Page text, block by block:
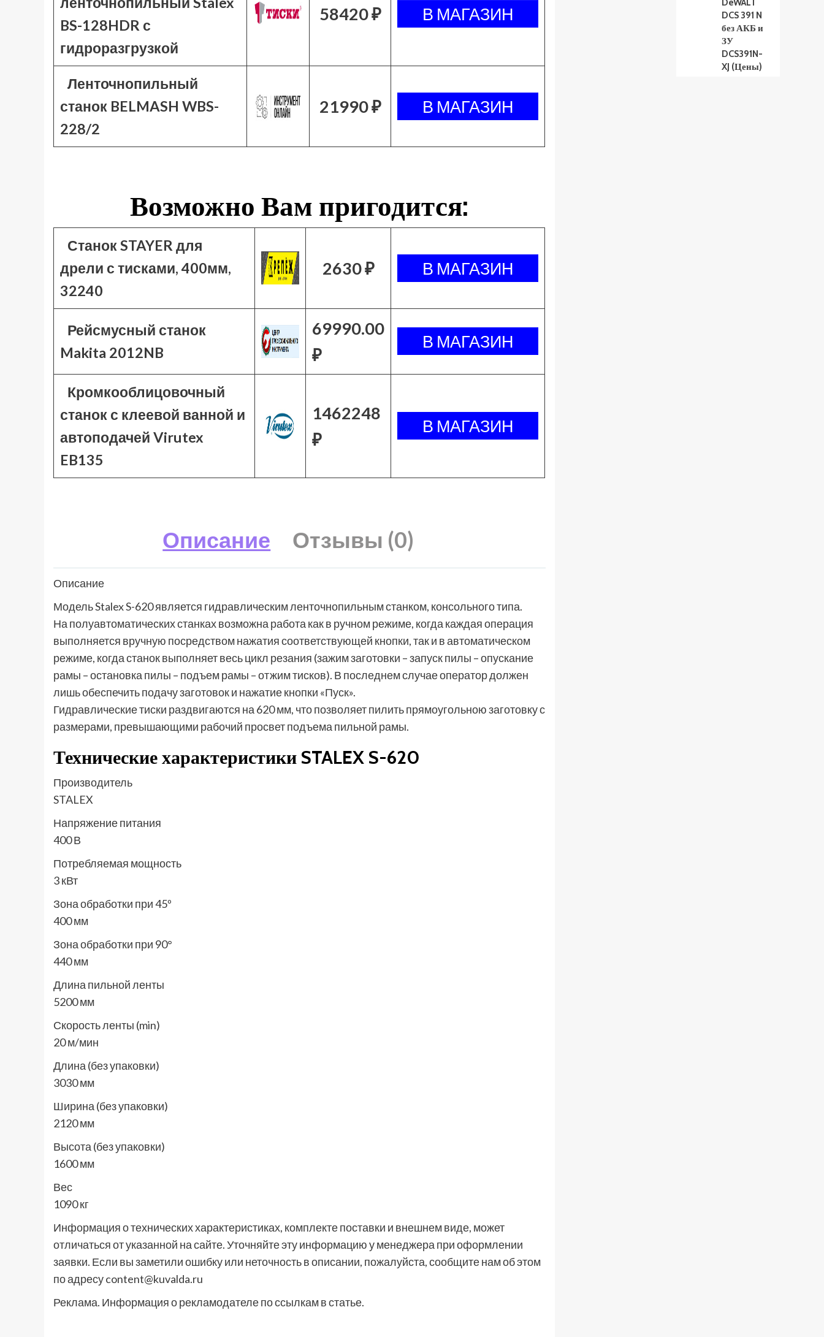
BS-128HDR с
гидроразгрузкой
58420 ₽
Ленточнопильный
станок BELMASH WBS-
228/2
21990 ₽
Возможно Вам пригодится:
Станок STAYER для
дрели с тисками, 400мм,
32240
2630 ₽
Рейсмусный станок
Makita 2012NB
69990.00
₽
Кромкооблицовочный
станок с клеевой ванной и
автоподачей Virutex
EB135
1462248
₽
Описание Отзывы (0)
Описание
Модель Stalex S-620 является гидравлическим ленточнопильным станком, консольного типа.
На полуавтоматических станках возможна работа как в ручном режиме, когда каждая операция
выполняется вручную посредством нажатия соответствующей кнопки, так и в автоматическом
режиме, когда станок выполняет весь цикл резания (зажим заготовки – запуск пилы – опускание
рамы – остановка пилы – подъем рамы – отжим тисков). В последнем случае оператор должен
лишь обеспечить подачу заготовок и нажатие кнопки «Пуск».
Гидравлические тиски раздвигаются на 620 мм, что позволяет пилить прямоугольною заготовку с
размерами, превышающими рабочий просвет подъема пильной рамы.
Технические характеристики STALEX S-620
Производитель
STALEX
Напряжение питания
400 В
Потребляемая мощность
3 кВт
Зона обработки при 45º
400 мм
Зона обработки при 90°
440 мм
Длина пильной ленты
5200 мм
Скорость ленты (min)
20 м/мин
Длина (без упаковки)
3030 мм
Ширина (без упаковки)
2120 мм
Высота (без упаковки)
1600 мм
Вес
1090 кг
Информация о технических характеристиках, комплекте поставки и внешнем виде, может
отличаться от указанной на сайте. Уточняйте эту информацию у менеджера при оформлении
заявки. Если вы заметили ошибку или неточность в описании, пожалуйста, сообщите нам об этом
по адресу content@kuvalda.ru
Реклама. Информация о рекламодателе по ссылкам в статье.
DeWALT
DCS 391 N
без АКБ и
ЗУ
DCS391N-
XJ (Цены)